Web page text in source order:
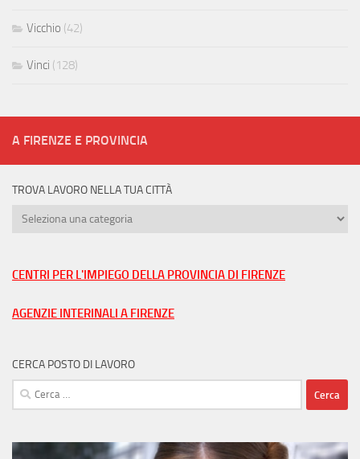
Vicchio (42)
Vinci (128)
A FIRENZE E PROVINCIA
TROVA LAVORO NELLA TUA CITTÀ
Trova
tua
CENTRI PER L'IMPIEGO DELLA PROVINCIA DI FIRENZE
AGENZIE INTERINALI A FIRENZE
CERCA POSTO DI LAVORO
Ricerca
per: